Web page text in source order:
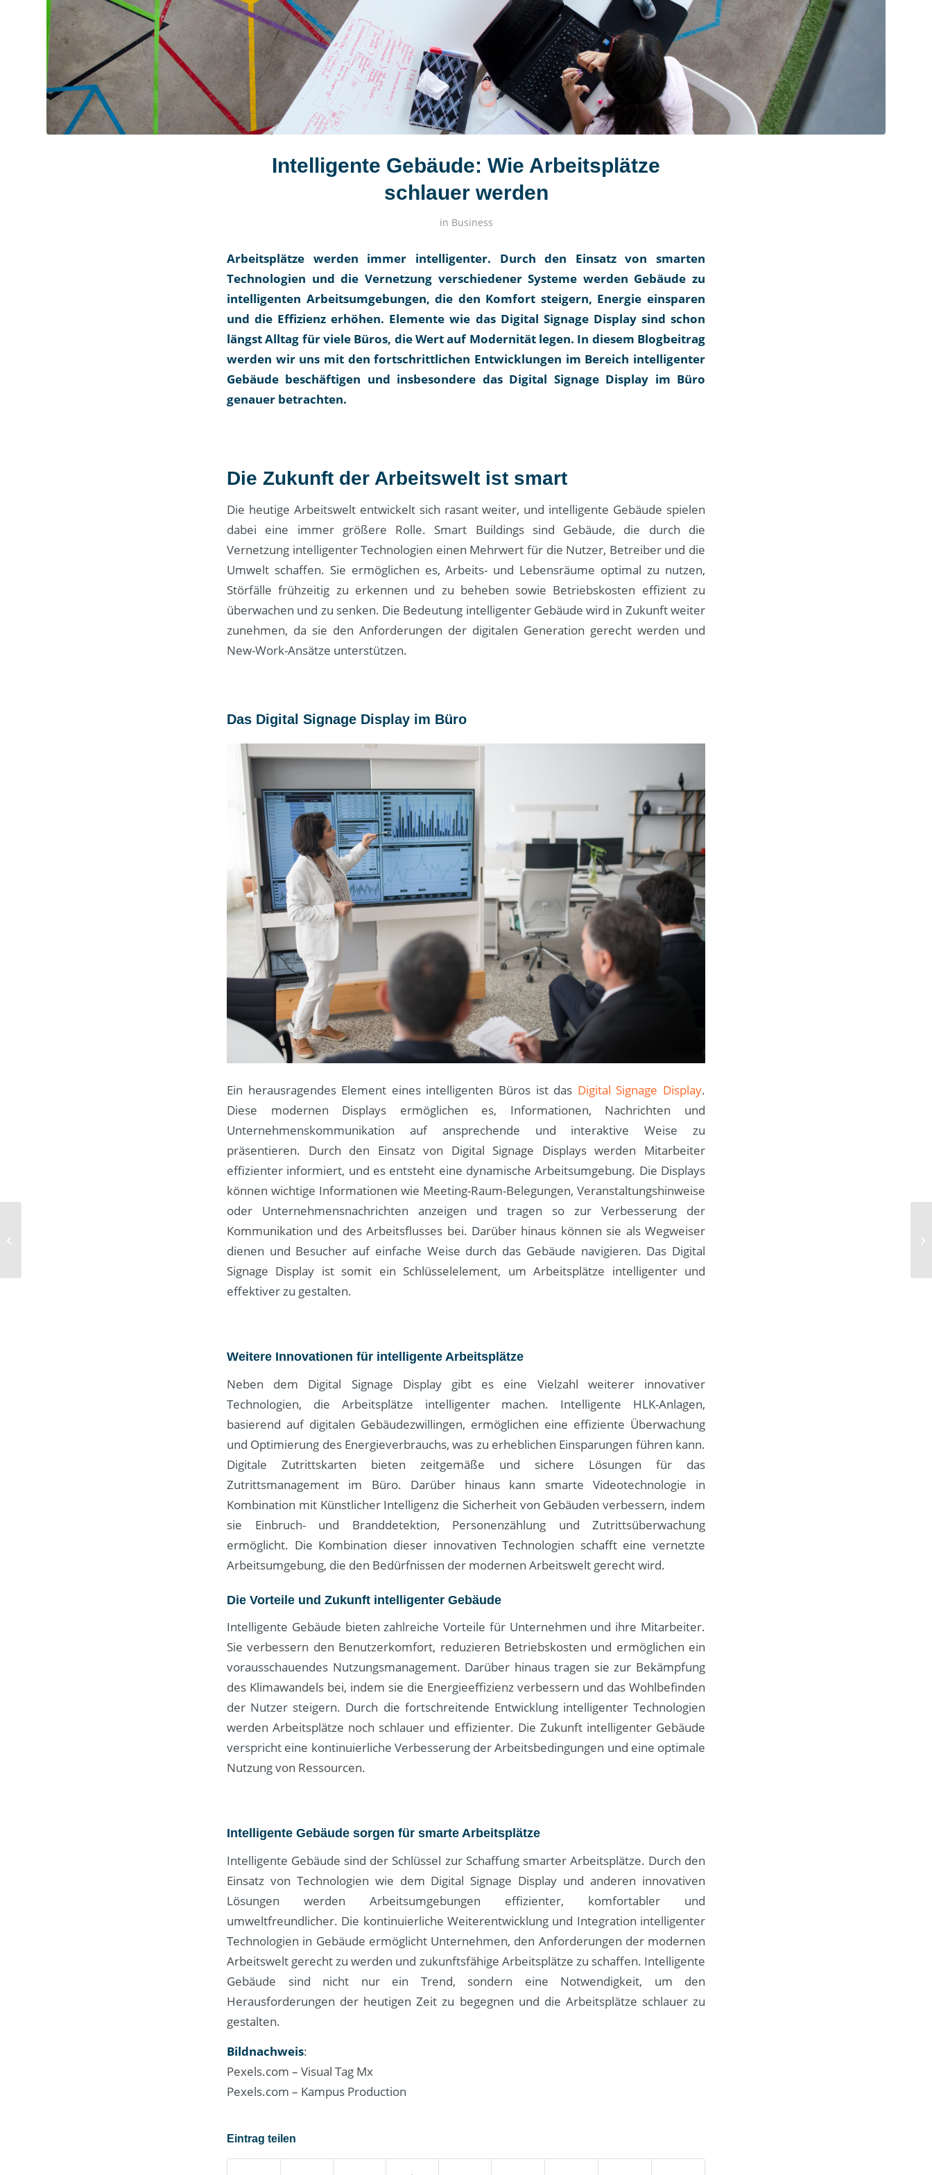
Intelligente Gebäude: Wie Arbeitsplätze
schlauer werden
in Business
Arbeitsplätze werden immer intelligenter. Durch den Einsatz von smarten
Technologien und die Vernetzung verschiedener Systeme werden Gebäude zu
intelligenten Arbeitsumgebungen, die den Komfort steigern, Energie einsparen
und die Effizienz erhöhen. Elemente wie das Digital Signage Display sind schon
längst Alltag für viele Büros, die Wert auf Modernität legen. In diesem Blogbeitrag
werden wir uns mit den fortschrittlichen Entwicklungen im Bereich intelligenter
Gebäude beschäftigen und insbesondere das Digital Signage Display im Büro
genauer betrachten.
Die Zukunft der Arbeitswelt ist smart
Die heutige Arbeitswelt entwickelt sich rasant weiter, und intelligente Gebäude spielen
dabei eine immer größere Rolle. Smart Buildings sind Gebäude, die durch die
Vernetzung intelligenter Technologien einen Mehrwert für die Nutzer, Betreiber und die
Umwelt schaffen. Sie ermöglichen es, Arbeits- und Lebensräume optimal zu nutzen,
Störfälle frühzeitig zu erkennen und zu beheben sowie Betriebskosten effizient zu
überwachen und zu senken. Die Bedeutung intelligenter Gebäude wird in Zukunft weiter
zunehmen, da sie den Anforderungen der digitalen Generation gerecht werden und
New-Work-Ansätze unterstützen.
Das Digital Signage Display im Büro
Ein herausragendes Element eines intelligenten Büros ist das Digital Signage Display.
Diese modernen Displays ermöglichen es, Informationen, Nachrichten und
Unternehmenskommunikation auf ansprechende und interaktive Weise zu
präsentieren. Durch den Einsatz von Digital Signage Displays werden Mitarbeiter
effizienter informiert, und es entsteht eine dynamische Arbeitsumgebung. Die Displays
können wichtige Informationen wie Meeting-Raum-Belegungen, Veranstaltungshinweise
oder Unternehmensnachrichten anzeigen und tragen so zur Verbesserung der
Kommunikation und des Arbeitsflusses bei. Darüber hinaus können sie als Wegweiser
dienen und Besucher auf einfache Weise durch das Gebäude navigieren. Das Digital
Signage Display ist somit ein Schlüsselelement, um Arbeitsplätze intelligenter und
effektiver zu gestalten.
Weitere Innovationen für intelligente Arbeitsplätze
Neben dem Digital Signage Display gibt es eine Vielzahl weiterer innovativer
Technologien, die Arbeitsplätze intelligenter machen. Intelligente HLK-Anlagen,
basierend auf digitalen Gebäudezwillingen, ermöglichen eine effiziente Überwachung
und Optimierung des Energieverbrauchs, was zu erheblichen Einsparungen führen kann.
Digitale Zutrittskarten bieten zeitgemäße und sichere Lösungen für das
Zutrittsmanagement im Büro. Darüber hinaus kann smarte Videotechnologie in
Kombination mit Künstlicher Intelligenz die Sicherheit von Gebäuden verbessern, indem
sie Einbruch- und Branddetektion, Personenzählung und Zutrittsüberwachung
ermöglicht. Die Kombination dieser innovativen Technologien schafft eine vernetzte
Arbeitsumgebung, die den Bedürfnissen der modernen Arbeitswelt gerecht wird.
Die Vorteile und Zukunft intelligenter Gebäude
Intelligente Gebäude bieten zahlreiche Vorteile für Unternehmen und ihre Mitarbeiter.
Sie verbessern den Benutzerkomfort, reduzieren Betriebskosten und ermöglichen ein
vorausschauendes Nutzungsmanagement. Darüber hinaus tragen sie zur Bekämpfung
des Klimawandels bei, indem sie die Energieeffizienz verbessern und das Wohlbefinden
der Nutzer steigern. Durch die fortschreitende Entwicklung intelligenter Technologien
werden Arbeitsplätze noch schlauer und effizienter. Die Zukunft intelligenter Gebäude
verspricht eine kontinuierliche Verbesserung der Arbeitsbedingungen und eine optimale
Nutzung von Ressourcen.
Intelligente Gebäude sorgen für smarte Arbeitsplätze
Intelligente Gebäude sind der Schlüssel zur Schaffung smarter Arbeitsplätze. Durch den
Einsatz von Technologien wie dem Digital Signage Display und anderen innovativen
Lösungen werden Arbeitsumgebungen effizienter, komfortabler und
umweltfreundlicher. Die kontinuierliche Weiterentwicklung und Integration intelligenter
Technologien in Gebäude ermöglicht Unternehmen, den Anforderungen der modernen
Arbeitswelt gerecht zu werden und zukunftsfähige Arbeitsplätze zu schaffen. Intelligente
Gebäude sind nicht nur ein Trend, sondern eine Notwendigkeit, um den
Herausforderungen der heutigen Zeit zu begegnen und die Arbeitsplätze schlauer zu
gestalten.
Bildnachweis:
Pexels.com – Visual Tag Mx
Pexels.com – Kampus Production
Eintrag teilen